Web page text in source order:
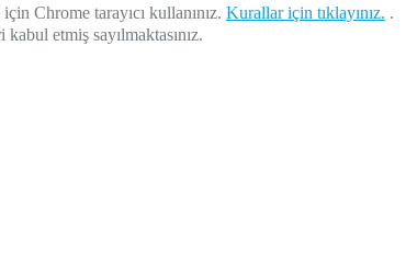
Gizlilik Politikası
Chrome tarayıcı kullanınız. Kurallar için tıklayınız. .
etmiş sayılmaktasınız.